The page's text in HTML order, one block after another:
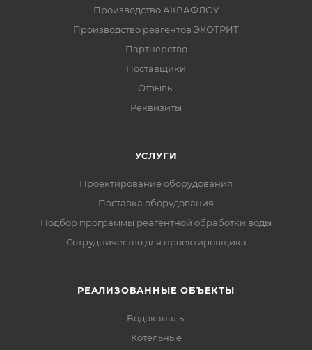
Производство АКВАФЛОУ
Производство реагентов ЭКОТРИТ
Партнерство
Поставщики
Отзывы
Реквизиты
УСЛУГИ
Проектирование оборудования
Поставка оборудования
Подбор программы реагентной обработки воды
Сотрудничество для проектировщика
РЕАЛИЗОВАННЫЕ ОБЪЕКТЫ
Водоканалы
Котельные